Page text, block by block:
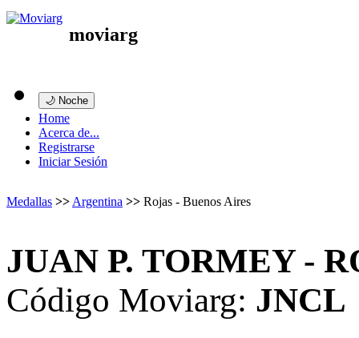
moviarg
🌙 Noche
Home
Acerca de...
Registrarse
Iniciar Sesión
Medallas >> Argentina >> Rojas - Buenos Aires
JUAN P. TORMEY -
Código Moviarg: JNCL